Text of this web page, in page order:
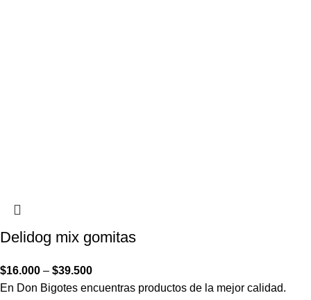
Delidog mix gomitas
$16.000 – $39.500
En Don Bigotes encuentras productos de la mejor calidad.